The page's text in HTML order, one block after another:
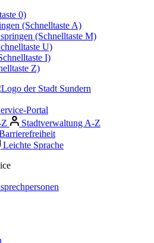
0)
(Schnelltaste A)
(Schnelltaste M)
U)
I)
Z)
Portal
Stadtverwaltung A-Z
Leichte Sprache